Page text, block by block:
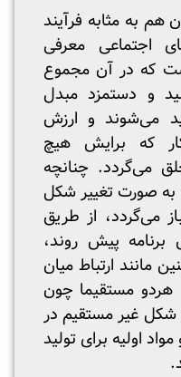
به مثابه فرآیند
اجتماعی معرفی
که در آن مجموع
و دستمزد مبدل
می‌شوند و ارزش
که برایش هیچ
می‌گردد. چنانچه
به صورت تغییر شکل
می‌گردد، از طریق
برنامه پیش روند،
مانند ارتباط میان
هردو مستقیما چون
شکل غیر مستقیم در
اولیه برای تولید